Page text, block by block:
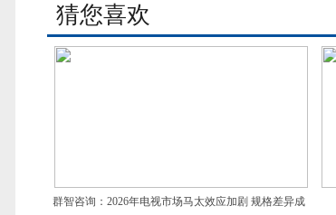
猜您喜欢
群智咨询：2026年电视市场马太效应加剧 规格差异成